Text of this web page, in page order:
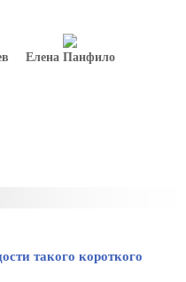
Елена Панфило
такого короткого